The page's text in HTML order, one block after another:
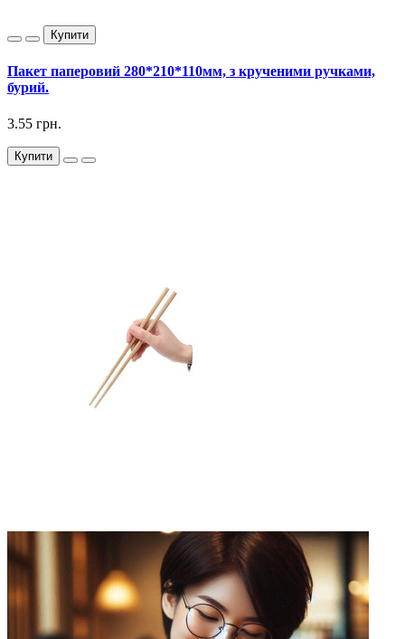
Купити
Пакет паперовий 280*210*110мм, з крученими ручками,
бурий.
3.55 грн.
Купити